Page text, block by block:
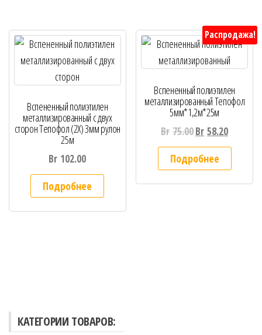
Вспененный полиэтилен
металлизированный с двух
сторон Тепофол (2Х) 3мм рулон
25м
Br 102.00
Подробнее
Распродажа!
Вспененный полиэтилен
металлизированный Тепофол
5мм*1,2м*25м
Br 75.00Br 58.20
Подробнее
КАТЕГОРИИ ТОВАРОВ: